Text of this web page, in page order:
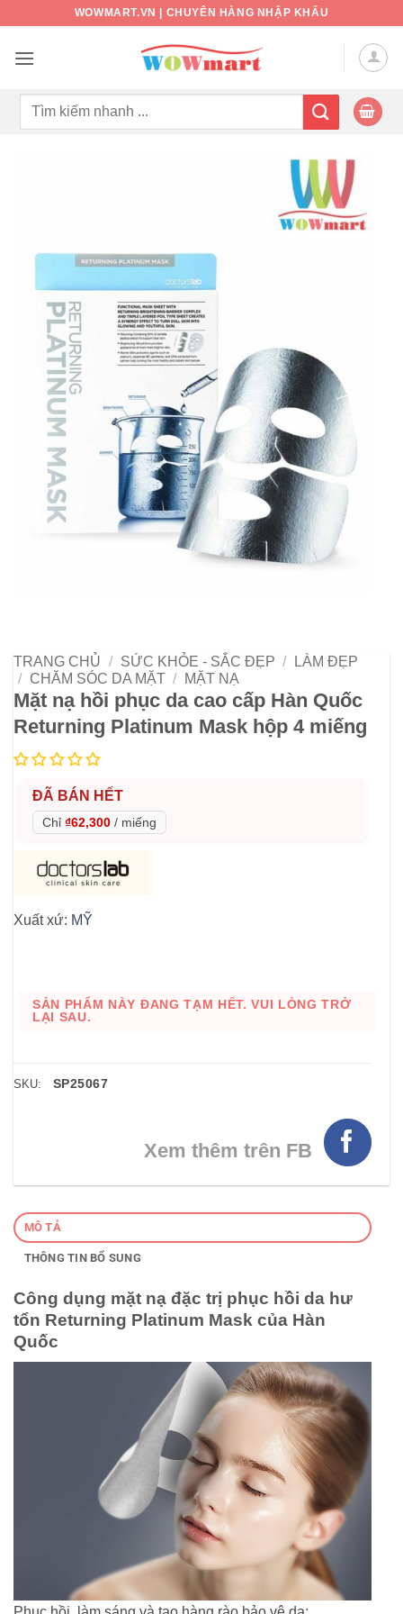
nội
WOWMART.VN | CHUYÊN HÀNG NHẬP KHẨU
Tìm
TRANG CHỦ / SỨC KHỎE - SẮC ĐẸP /
LÀM ĐẸP
/
CHĂM SÓC DA MẶT / MẶT NẠ
Mặt nạ hồi phục da cao cấp Hàn Quốc
Returning Platinum Mask hộp 4 miếng
ĐÃ BÁN HẾT
Chỉ ₫62,300 / miếng
Xuất xứ: MỸ
SẢN PHẨM NÀY ĐANG TẠM HẾT. VUI LÒNG TRỞ
LẠI SAU.
SKU: SP25067
Xem thêm trên FB
MÔ TẢ
THÔNG TIN BỔ SUNG
Công dụng mặt nạ đặc trị phục hồi da hư
tổn Returning Platinum Mask của Hàn
Quốc